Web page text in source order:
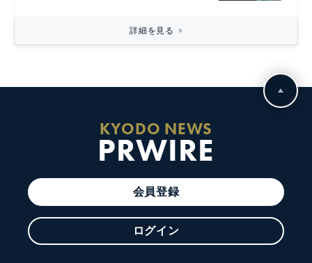
詳細を見る
KYODO NEWS
PRWIRE
会員登録
ログイン